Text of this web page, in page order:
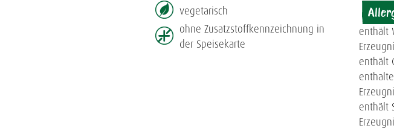
vegetarisch
ohne Zusatzstoff­kennzeichnung in
der Speisekarte
enthält
enthält
enthält